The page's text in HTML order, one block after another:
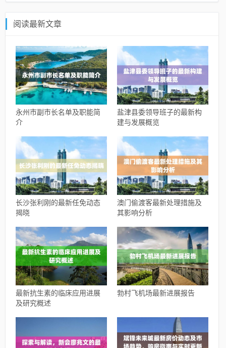
阅读最新文章
永州市副市长名单及职能简
介
盐津县委领导班子的最新构
建与发展概览
长沙张利刚的最新任免动态
揭晓
澳门偷渡客最新处理措施及
其影响分析
最新抗生素的临床应用进展
及研究概述
勃村飞机场最新进展报告